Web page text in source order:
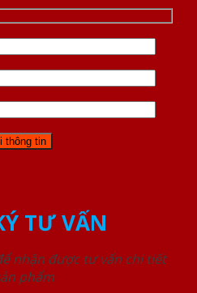
TƯ VẤN
nhận được tư vấn chi tiết
phẩm